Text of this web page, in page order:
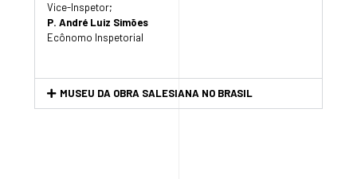
Vice-Inspetor;
P. André Luiz Simões
Ecônomo Inspetorial
MUSEU DA OBRA SALESIANA NO BRASIL